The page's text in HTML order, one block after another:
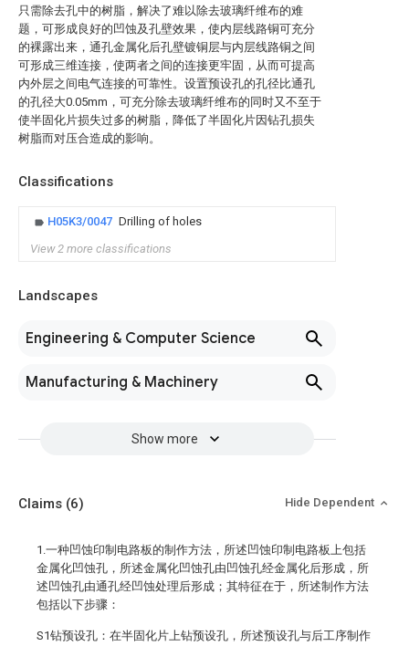
只需除去孔中的树脂，解决了难以除去玻璃纤维布的难
题，可形成良好的凹蚀及孔壁效果，使内层线路铜可充分
的裸露出来，通孔金属化后孔壁镀铜层与内层线路铜之间
可形成三维连接，使两者之间的连接更牢固，从而可提高
内外层之间电气连接的可靠性。设置预设孔的孔径比通孔
的孔径大0.05mm，可充分除去玻璃纤维布的同时又不至于
使半固化片损失过多的树脂，降低了半固化片因钻孔损失
树脂而对压合造成的影响。
Classifications
H05K3/0047 Drilling of holes
View 2 more classifications
Landscapes
Engineering & Computer Science
Manufacturing & Machinery
Show more
Claims (6) Hide Dependent
1.一种凹蚀印制电路板的制作方法，所述凹蚀印制电路板上包括
金属化凹蚀孔，所述金属化凹蚀孔由凹蚀孔经金属化后形成，所
述凹蚀孔由通孔经凹蚀处理后形成；其特征在于，所述制作方法
包括以下步骤：
S1钻预设孔：在半固化片上钻预设孔，所述预设孔与后工序制作